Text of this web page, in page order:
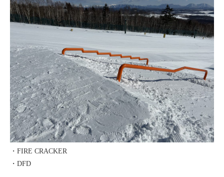
・FIRE CRACKER
・DFD